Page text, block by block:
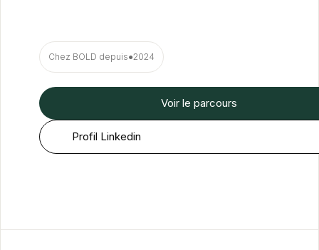
Chez BOLD depuis●2024
Voir le parcours
Profil Linkedin